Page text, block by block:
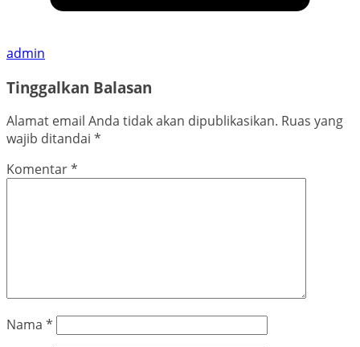
admin
Tinggalkan Balasan
Alamat email Anda tidak akan dipublikasikan. Ruas yang
wajib ditandai *
Komentar*
Nama *